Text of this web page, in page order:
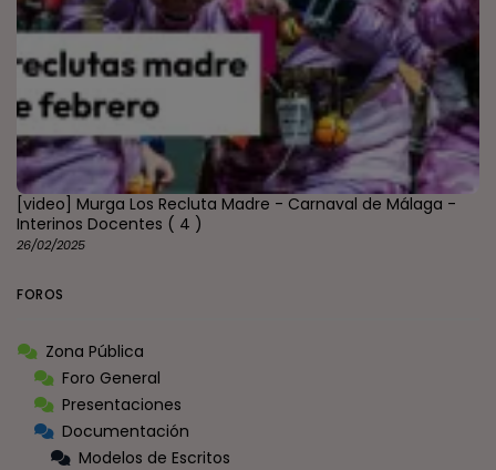
[video] Murga Los Recluta Madre - Carnaval de Málaga -
Interinos Docentes ( 4 )
26/02/2025
FOROS
Zona Pública
Foro General
Presentaciones
Documentación
Modelos de Escritos